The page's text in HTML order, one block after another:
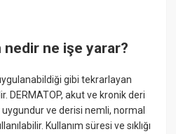
nedir ne işe yarar?
gibi tekrarlayan
DERMATOP, akut ve kronik deri
uygundur ve derisi nemli, normal
Kullanım süresi ve sıklığı